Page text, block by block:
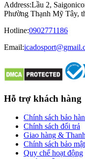
Address:Lầu 2,
Phường Thạnh Mỹ Tây,
Hotline:0902771186
Email:
Hỗ trợ khách hàng
Chính sách bảo
Chính sách đổi trả
Giao hàng &
Chính sách bảo mật
Quy chế hoạt động